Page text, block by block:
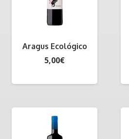
Aragus Ecológico
5,00€